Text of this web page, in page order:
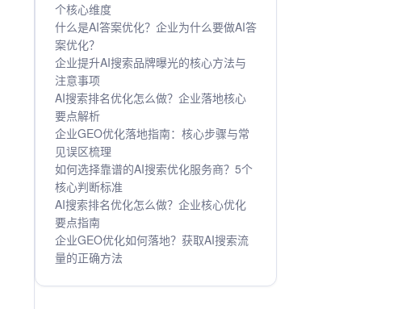
个核心维度
什么是AI答案优化？企业为什么要做AI答
案优化？
企业提升AI搜索品牌曝光的核心方法与
注意事项
AI搜索排名优化怎么做？企业落地核心
要点解析
企业GEO优化落地指南：核心步骤与常
见误区梳理
如何选择靠谱的AI搜索优化服务商？5个
核心判断标准
AI搜索排名优化怎么做？企业核心优化
要点指南
企业GEO优化如何落地？获取AI搜索流
量的正确方法